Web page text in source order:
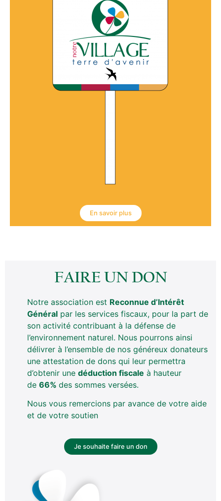
Local commercial (bureau,
commerce) à louer à Montet
et Bouxal (46)
A vendre fond de commerce
d’un Hôtel-bar-restaurant
EN SAVOIR PLUS »
Vente d’un bar-restaurant à
Espartignac (19)
Local à louer à Saint-Privat
(19)
En savoir plus
FAIRE UN DON
Notre association est Reconnue d’Intérêt
Général par les services fiscaux, pour la part de
son activité contribuant à la défense de
l’environnement naturel. Nous pourrons ainsi
délivrer à l’ensemble de nos généreux donateurs
une attestation de dons qui leur permettra
d’obtenir une déduction fiscale à hauteur
de 66% des sommes versées.
Nous vous remercions par avance de votre aide
et de votre soutien
Je souhaite faire un don